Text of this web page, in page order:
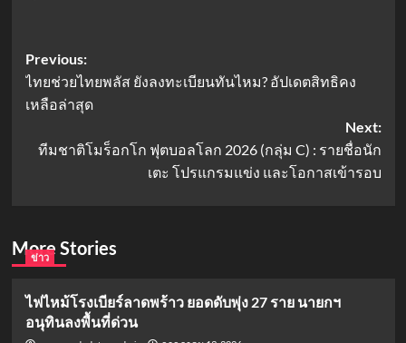
Post
navigation
Previous:
ไทยช่วยไทยพลัส ยังลงทะเบียนทันไหม? อัปเดตสิทธิคง
เหลือล่าสุด
Next:
ทีมชาติโมร็อกโก ฟุตบอลโลก 2026 (กลุ่ม C) : รายชื่อนัก
เตะ โปรแกรมแข่ง และโอกาสเข้ารอบ
More Stories
ข่าว
ไฟไหม้โรงเบียร์ลาดพร้าว ยอดดับพุ่ง 27 ราย นายกฯ
อนุทินลงพื้นที่ด่วน